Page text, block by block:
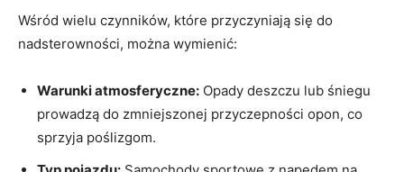
Wśród wielu‍ czynników, które przyczyniają ⁢się do‌
nadsterowności, można‍ wymienić:
Warunki atmosferyczne: Opady deszczu lub śniegu‌
prowadzą‍ do zmniejszonej przyczepności opon, co
sprzyja poślizgom.